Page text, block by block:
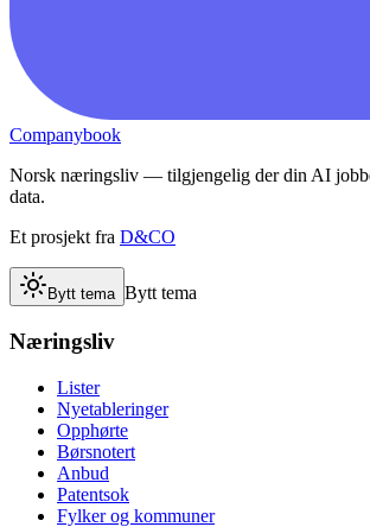
Companybook
Norsk næringsliv — tilgjengelig der din AI
data.
Et prosjekt fra D&CO
Bytt tema Bytt tema
Næringsliv
Lister
Nyetableringer
Opphørte
Børsnotert
Anbud
Patentsok
Fylker og kommuner